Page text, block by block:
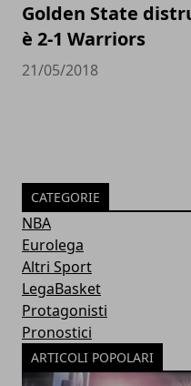
Golden State
è 2-1 Warriors
21/05/2018
CATEGORIE
NBA
Eurolega
Altri Sport
LegaBasket
Protagonisti
Pronostici
ARTICOLI POPOLARI